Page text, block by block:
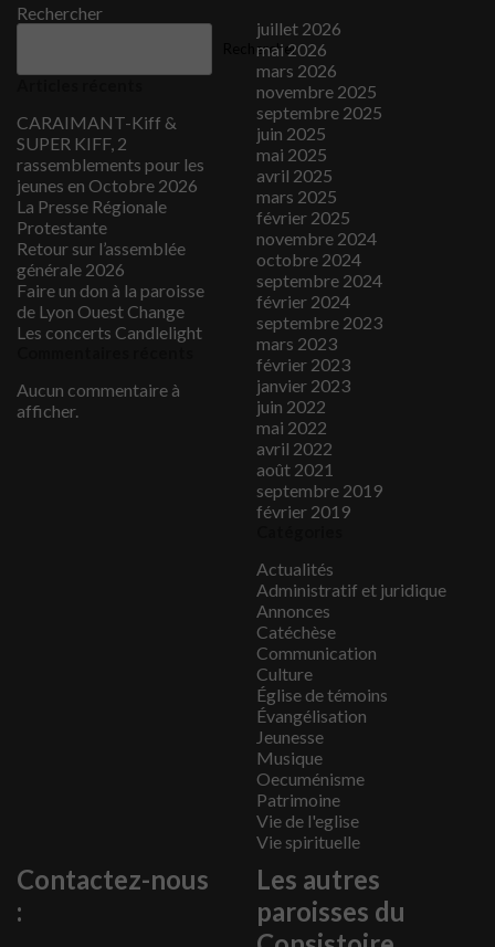
Rechercher
Rechercher
CARAIMANT-Kiff &
SUPER KIFF, 2
rassemblements pour les
jeunes en Octobre 2026
La Presse Régionale
Protestante
Retour sur l’assemblée
générale 2026
Faire un don à la paroisse
de Lyon Ouest Change
Les concerts Candlelight
Aucun commentaire à
afficher.
juillet 2026
mai 2026
mars 2026
novembre 2025
septembre 2025
juin 2025
mai 2025
avril 2025
mars 2025
février 2025
novembre 2024
octobre 2024
septembre 2024
février 2024
septembre 2023
mars 2023
février 2023
janvier 2023
juin 2022
mai 2022
avril 2022
août 2021
septembre 2019
février 2019
Actualités
Administratif et juridique
Annonces
Catéchèse
Communication
Culture
Église de témoins
Évangélisation
Jeunesse
Musique
Oecuménisme
Patrimoine
Vie de l'eglise
Vie spirituelle
Contactez-nous
:
Les autres
paroisses du